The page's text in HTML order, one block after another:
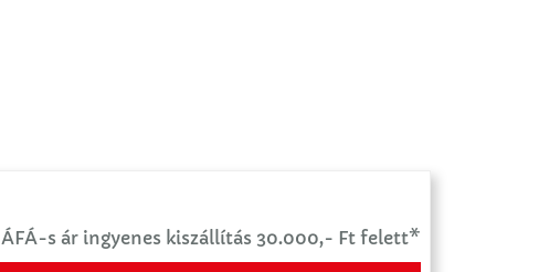
ÁFÁ-s ár ingyenes kiszállítás 30.000,- Ft felett*